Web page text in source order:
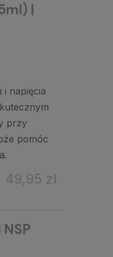
|
i napięcia
przy
pomóc
49,95 zł